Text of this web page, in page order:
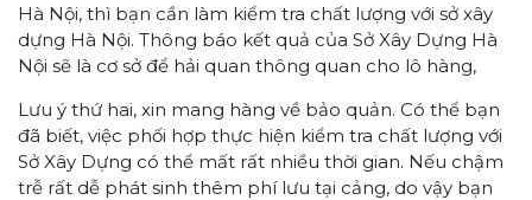
Hà Nội, thì bạn cần làm kiểm tra chất lượng với sở xây
dựng Hà Nội. Thông báo kết quả của Sở Xây Dựng Hà
Nội sẽ là cơ sở để hải quan thông quan cho lô hàng,
Lưu ý thứ hai, xin mang hàng về bảo quản. Có thể bạn
đã biết, việc phối hợp thực hiện kiểm tra chất lượng với
Sở Xây Dựng có thể mất rất nhiều thời gian. Nếu chậm
trễ rất dễ phát sinh thêm phí lưu tại cảng, do vậy bạn